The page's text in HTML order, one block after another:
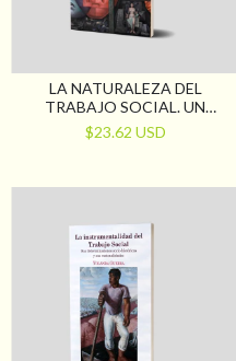
LA NATURALEZA DEL
TRABAJO SOCIAL. UN
ENSAYO SOBRE SU GÉNESIS,
LA “ESPECIFICIDAD” Y SU
$23.62 USD